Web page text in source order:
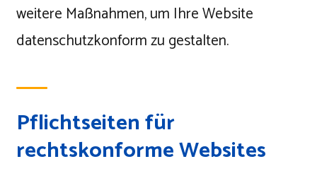
weitere Maßnahmen, um Ihre Website
datenschutzkonform zu gestalten.
Pflichtseiten für
rechtskonforme Websites